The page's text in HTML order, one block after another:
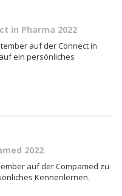
in Pharma 2022
auf der Connect in
ein persönliches
2022
auf der Compamed zu
Kennenlernen.